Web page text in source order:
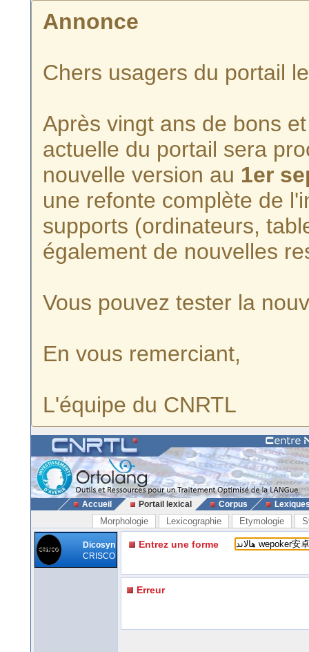
Annonce
Chers usagers du portail
Après vingt ans de bons
actuelle du portail sera
nouvelle version au 1er
une refonte complète de
supports (ordinateurs,
également de nouvelles
Vous pouvez tester la
En vous remerciant,
L'équipe du CNRTL
Accueil Portail lexical Corpus
Morphologie Lexicographie Etymologie
Dicosyn
CRISCO
Entrez une forme
Erreur